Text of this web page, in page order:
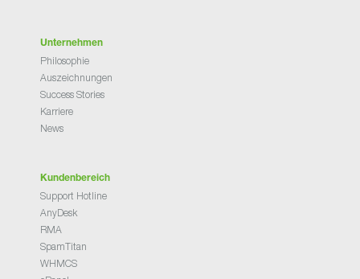
Unternehmen
Philosophie
Auszeichnungen
Success Stories
Karriere
News
Kundenbereich
Support Hotline
AnyDesk
RMA
SpamTitan
WHMCS